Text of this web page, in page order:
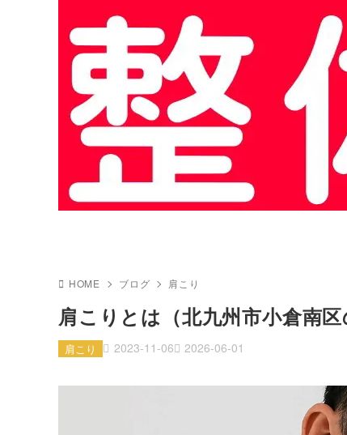
HOME ブログ 肩こり
肩こりとは（北九州市小倉南区
2023-11-06 2026-06-01
肩こり